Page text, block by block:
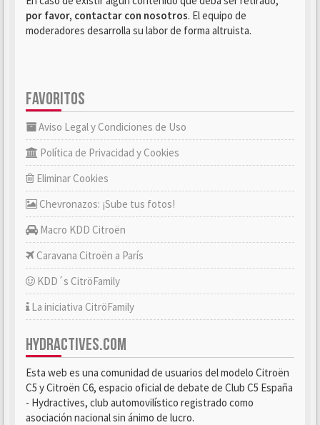
por favor, contactar con nosotros. El equipo de
moderadores desarrolla su labor de forma altruista.
FAVORITOS
Aviso Legal y Condiciones de Uso
Política de Privacidad y Cookies
Eliminar Cookies
Chevronazos: ¡Sube tus fotos!
Macro KDD Citroën
Caravana Citroën a París
KDD´s CitröFamily
La iniciativa CitröFamily
HYDRACTIVES.COM
Esta web es una comunidad de usuarios del modelo Citroën
C5 y Citroën C6, espacio oficial de debate de Club C5 España
- Hydractives, club automovilístico registrado como
asociación nacional sin ánimo de lucro.